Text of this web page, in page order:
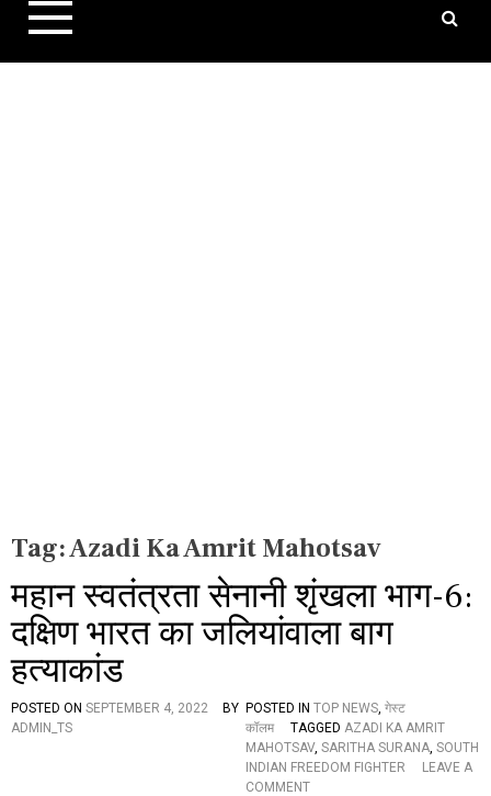
Tag:Azadi Ka Amrit Mahotsav
महान स्वतंत्रता सेनानी शृंखला भाग-6:
दक्षिण भारत का जलियांवाला बाग
हत्याकांड
POSTED ON SEPTEMBER 4, 2022
BY
ADMIN_TS
POSTED IN TOP NEWS, गेस्ट
कॉलम
TAGGED AZADI KA AMRIT
MAHOTSAV, SARITHA SURANA, SOUTH
INDIAN FREEDOM FIGHTER
LEAVE A
COMMENTO